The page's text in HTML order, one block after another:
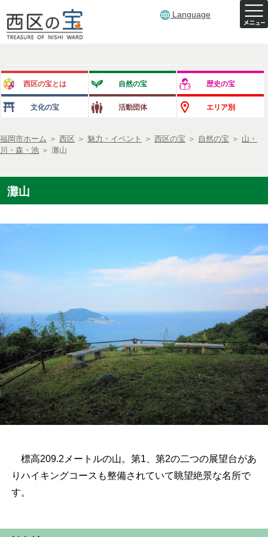
Language
西区の宝とは 自然の宝 歴史の宝
文化の宝 活動団体 エリア別
福岡市ホーム ＞ 西区 ＞ 魅力・イベント ＞ 西区の宝 ＞ 自然の宝 ＞ 山・
川・森・池 ＞ 灘山
灘山
標高209.2メートルの山。第1、第2の二つの展望台があ
りハイキングコースも整備されていて眺望絶景な名所で
す。